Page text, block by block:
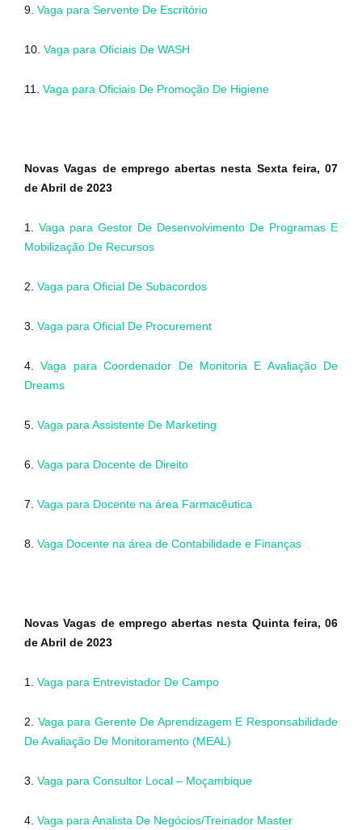
9. Vaga para Servente De Escritório
10. Vaga para Oficiais De WASH
11. Vaga para Oficiais De Promoção De Higiene
Novas Vagas de emprego abertas nesta Sexta feira, 07
de Abril de 2023
1. Vaga para Gestor De Desenvolvimento De Programas E
Mobilização De Recursos
2. Vaga para Oficial De Subacordos
3. Vaga para Oficial De Procurement
4.Vaga para Coordenador De Monitoria E Avaliação De
Dreams
5. Vaga para Assistente De Marketing
6. Vaga para Docente de Direito
7. Vaga para Docente na área Farmacêutica
8. Vaga Docente na área de Contabilidade e Finanças
Novas Vagas de emprego abertas nesta Quinta feira, 06
de Abril de 2023
1. Vaga para Entrevistador De Campo
2. Vaga para Gerente De Aprendizagem E Responsabilidade
De Avaliação De Monitoramento (MEAL)
3. Vaga para Consultor Local – Moçambique
4. Vaga para Analista De Negócios/Treinador Master